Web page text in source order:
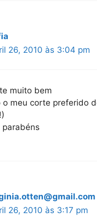
26, 2010 às 3:04 pm
muito bem
o meu corte preferido
parabéns
26, 2010 às 3:17 pm